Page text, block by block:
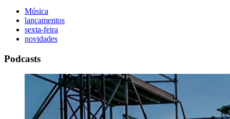
Música
lançamentos
sexta-feira
novidades
Podcasts